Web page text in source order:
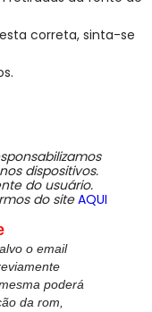
correta, sinta-se
dispositivos.
do usuário.
do site AQUI
o email
poderá
da rom,